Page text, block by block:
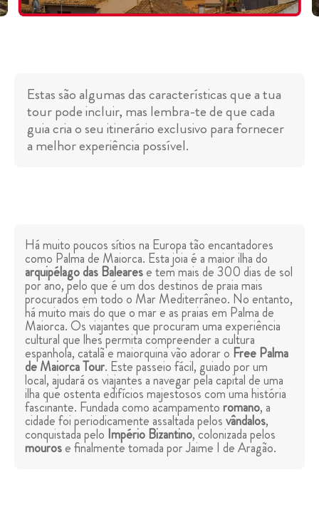
Estas são algumas das características que a tua
tour pode incluir, mas lembra-te de que cada
guia cria o seu itinerário exclusivo para fornecer
a melhor experiência possível.
Há muito poucos sítios na Europa tão encantadores
como Palma de Maiorca. Esta joia é a maior ilha do
arquipélago das Balearese tem mais de 300 dias de sol
por ano, pelo que é um dos destinos de praia mais
procurados em todo o Mar Mediterrâneo. No entanto,
há muito mais do que o mar e as praias em Palma de
Maiorca. Os viajantes que procuram uma experiência
cultural que lhes permita compreender a cultura
espanhola, catalã e maiorquina vão adorar o Free Palma
de Maiorca Tour. Este passeio fácil, guiado por um
local, ajudará os viajantes a navegar pela capital de uma
ilha que ostenta edifícios majestosos com uma história
fascinante. Fundada como acampamentoromano, a
cidade foi periodicamente assaltada pelosvândalos,
conquistada pelo Império Bizantino, colonizada pelos
mourose finalmente tomada por Jaime I de Aragão.